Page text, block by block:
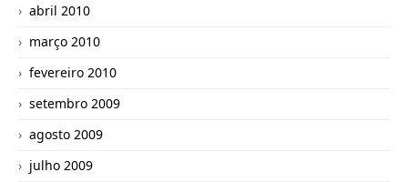
abril 2010
março 2010
fevereiro 2010
setembro 2009
agosto 2009
julho 2009